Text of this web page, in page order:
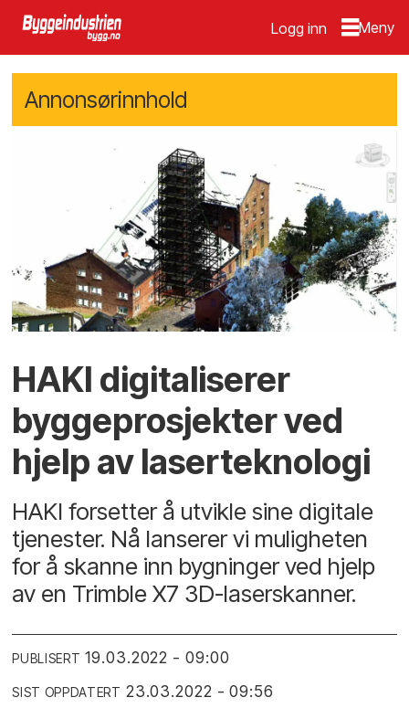
Logg inn
Annonsørinnhold
HAKI digitaliserer
byggeprosjekter ved
hjelp av laserteknologi
HAKI forsetter å utvikle sine digitale
tjenester. Nå lanserer vi muligheten
for å skanne inn bygninger ved hjelp
av en Trimble X7 3D-laserskanner.
PUBLISERT 19.03.2022 - 09:00
SIST OPPDATERT 23.03.2022 - 09:56